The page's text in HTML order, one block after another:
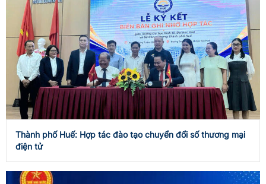
Thành phố Huế: Hợp tác đào tạo chuyển đổi số thương mại
điện tử